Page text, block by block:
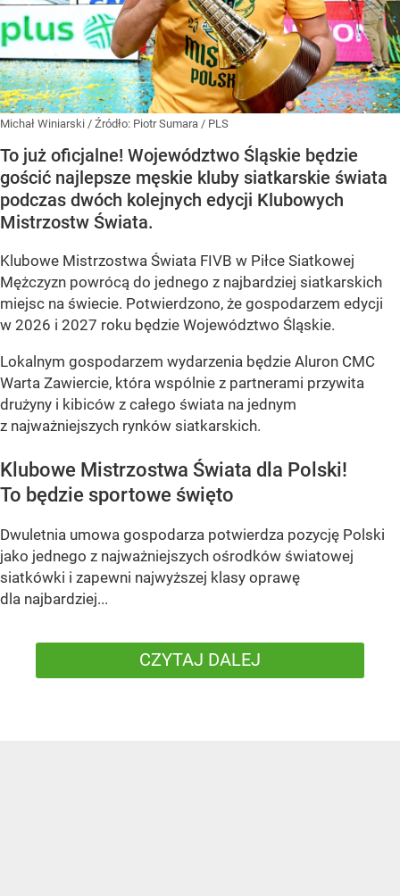
Michał Winiarski / Źródło: Piotr Sumara / PLS
To już oficjalne! Województwo Śląskie będzie
gościć najlepsze męskie kluby siatkarskie świata
podczas dwóch kolejnych edycji Klubowych
Mistrzostw Świata.
Klubowe Mistrzostwa Świata FIVB w Piłce Siatkowej
Mężczyzn powrócą do jednego z najbardziej siatkarskich
miejsc na świecie. Potwierdzono, że gospodarzem edycji
w 2026 i 2027 roku będzie Województwo Śląskie.
Lokalnym gospodarzem wydarzenia będzie Aluron CMC
Warta Zawiercie, która wspólnie z partnerami przywita
drużyny i kibiców z całego świata na jednym
z najważniejszych rynków siatkarskich.
Klubowe Mistrzostwa Świata dla Polski!
To będzie sportowe święto
Dwuletnia umowa gospodarza potwierdza pozycję Polski
jako jednego z najważniejszych ośrodków światowej
siatkówki i zapewni najwyższej klasy oprawę
dla najbardziej...
CZYTAJ DALEJ